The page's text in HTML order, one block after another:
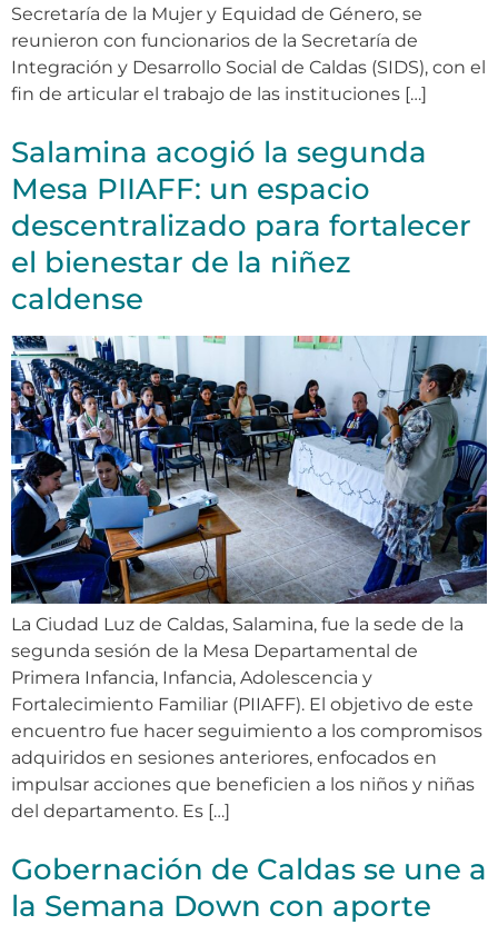
Secretaría de la Mujer y Equidad de Género, se
reunieron con funcionarios de la Secretaría de
Integración y Desarrollo Social de Caldas (SIDS), con el
fin de articular el trabajo de las instituciones […]
Salamina acogió la segunda
Mesa PIIAFF: un espacio
descentralizado para fortalecer
el bienestar de la niñez
caldense
La Ciudad Luz de Caldas, Salamina, fue la sede de la
segunda sesión de la Mesa Departamental de
Primera Infancia, Infancia, Adolescencia y
Fortalecimiento Familiar (PIIAFF). El objetivo de este
encuentro fue hacer seguimiento a los compromisos
adquiridos en sesiones anteriores, enfocados en
impulsar acciones que beneficien a los niños y niñas
del departamento. Es […]
Gobernación de Caldas se une a
la Semana Down con aporte